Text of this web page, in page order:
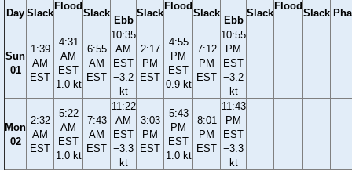
Day Slack
Flood
Slack
Ebb
Slack
Flood
Slack
Ebb
Slack
Flood
Slack
Sun
01
1:39
AM
EST
4:31
AM
EST
1.0 kt
6:55
AM
EST
10:35
AM
EST
−3.2
kt
2:17
PM
EST
4:55
PM
EST
0.9 kt
7:12
PM
EST
10:55
PM
EST
−3.2
kt
Mon
02
2:32
AM
EST
5:22
AM
EST
1.0 kt
7:43
AM
EST
11:22
AM
EST
−3.3
kt
3:03
PM
EST
5:43
PM
EST
1.0 kt
8:01
PM
EST
11:43
PM
EST
−3.3
kt